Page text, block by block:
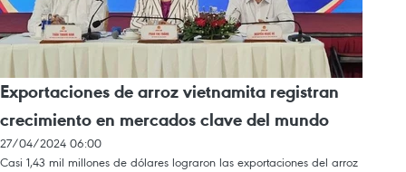
Exportaciones de arroz vietnamita registran
crecimiento en mercados clave del mundo
27/04/2024 06:00
Casi 1,43 mil millones de dólares lograron las exportaciones del arroz